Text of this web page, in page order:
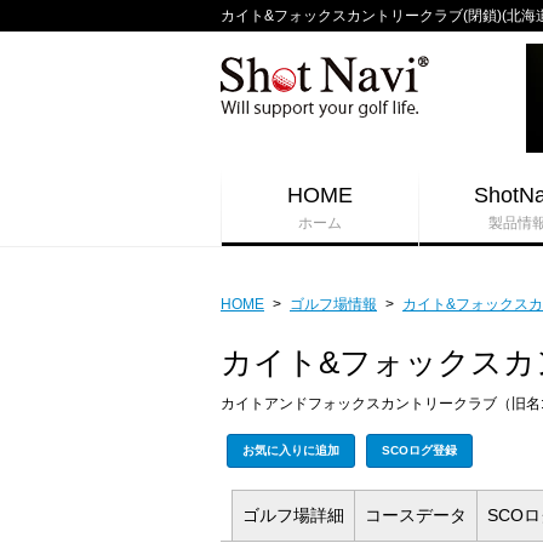
カイト&フォックスカントリークラブ(閉鎖)(北
HOME
ホーム 製品情
HOME > ゴルフ場情報 > カイト&フォックス
カイト&フォックス
カイトアンドフォックスカントリークラブ（旧
お気に入りに追加 SCOログ登録
ゴルフ場詳細 コースデータ SCO